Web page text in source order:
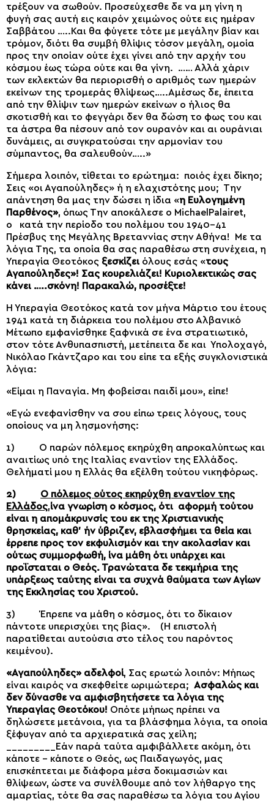
τρέξουν να σωθούν. Προσεύχεσθε δε να μη γίνη η
φυγή σας αυτή εις καιρόν χειμώνος ούτε εις ημέραν
Σαββάτου …..Και θα φύγετε τότε με μεγάλην βίαν και
τρόμον, διότι θα συμβή θλίψις τόσον μεγάλη, ομοία
προς την οποίαν ούτε έχει γίνει από την αρχήν του
κόσμου έως τώρα ούτε και θα γίνη. …… Αλλά χάριν
των εκλεκτών θα περιορισθή ο αριθμός των ημερών
εκείνων της τρομεράς θλίψεως…..Αμέσως δε, έπειτα
από την θλίψιν των ημερών εκείνων ο ήλιος θα
σκοτισθή και το φεγγάρι δεν θα δώση το φως του και
τα άστρα θα πέσουν από τον ουρανόν και αι ουράνιαι
δυνάμεις, αι συγκρατούσαι την αρμονίαν του
σύμπαντος, θα σαλευθούν…..»
Σήμερα λοιπόν, τίθεται το ερώτημα: ποιός έχει δίκηο;
Σεις «οι Αγαπούληδες» ή η ελαχιστότης μου; Την
απάντηση θα μας την δώσει η ίδια «η Ευλογημένη
Παρθένος», όπως Την αποκάλεσε ο MichaelPalairet,
ο κατά την περίοδο του πολέμου του 1940-41
Πρέσβυς της Μεγάλης Βρεταννίας στην Αθήνα! Με τα
λόγια Της, τα οποία θα σας παραθέσω στη συνέχεια, η
Υπεραγία Θεοτόκος ξεσκίζει όλους εσάς «τους
Αγαπούληδες»! Σας κουρελιάζει! Κυριολεκτικώς σας
κάνει …..σκόνη! Παρακαλώ, προσέξτε!
Η Υπεραγία Θεοτόκος κατά τον μήνα Μάρτιο του έτους
1941 κατά τη διάρκεια του πολέμου στο Αλβανικό
Μέτωπο εμφανίσθηκε ξαφνικά σε ένα στρατιωτικό,
στον τότε Ανθυπασπιστή, μετέπειτα δε και Υπολοχαγό,
Νικόλαο Γκάντζαρο και του είπε τα εξής συγκλονιστικά
λόγια:
«Είμαι η Παναγία. Μη φοβείσαι παιδί μου», είπε!
«Εγώ ενεφανίσθην να σου είπω τρεις λόγους, τους
οποίους να μη λησμονήσης:
1) Ο παρών πόλεμος εκηρύχθη απροκαλύπτως και
αναιτίως υπό της Ιταλίας εναντίον της Ελλάδος.
Θελήματί μου η Ελλάς θα εξέλθη τούτου νικηφόρως.
2) Ο πόλεμος ούτος εκηρύχθη εναντίον της
Ελλάδος,ίνα γνωρίση ο κόσμος, ότι αφορμή τούτου
είναι η απομάκρυνσίς του εκ της Χριστιανικής
θρησκείας, καθ’ ήν ύβριζεν, εβλασφήμει τα θεία και
έρρεπε προς τον εκφυλισμόν και την ακολασίαν και
ούτως συμμορφωθή, ίνα μάθη ότι υπάρχει και
προΐσταται ο Θεός. Τρανώτατα δε τεκμήρια της
υπάρξεως ταύτης είναι τα συχνά θαύματα των Αγίων
της Εκκλησίας του Χριστού.
3) Έπρεπε να μάθη ο κόσμος, ότι το δίκαιον
πάντοτε υπερισχύει της βίας». (Η επιστολή
παρατίθεται αυτούσια στο τέλος του παρόντος
κειμένου).
«Αγαπούληδες» αδελφοί, Σας ερωτώ λοιπόν: Μήπως
είναι καιρός να σκεφθείτε ωριμώτερα; Ασφαλώς και
δεν δύνασθε να αμφισβητήσετε τα λόγια της
Υπεραγίας Θεοτόκου! Οπότε μήπως πρέπει να
δηλώσετε μετάνοια, για τα βλάσφημα λόγια, τα οποία
ξέφυγαν από τα αρχιερατικά σας χείλη;
_________Εάν παρά ταύτα αμφιβάλλετε ακόμη, ότι
κάποτε – κάποτε ο Θεός, ως Παιδαγωγός, μας
επισκέπτεται με διάφορα μέσα δοκιμασιών και
θλίψεων, ώστε να συνέλθουμε από τον λήθαργο της
αμαρτίας, τότε θα σας παραθέσω τα λόγια του Αγίου